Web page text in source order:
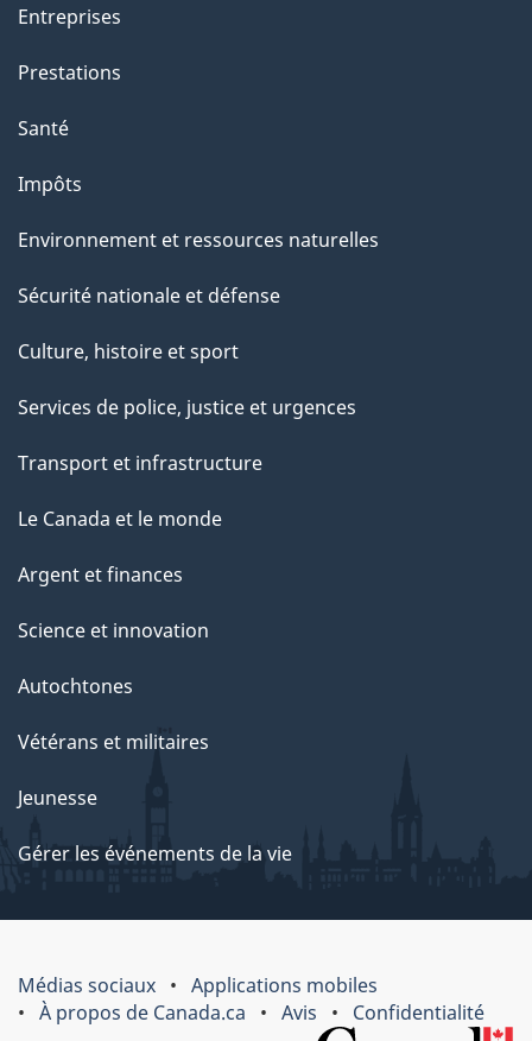
Entreprises
Prestations
Santé
Impôts
Environnement et ressources naturelles
Sécurité nationale et défense
Culture, histoire et sport
Services de police, justice et urgences
Transport et infrastructure
Le Canada et le monde
Argent et finances
Science et innovation
Autochtones
Vétérans et militaires
Jeunesse
Gérer les événements de la vie
Médias sociaux
Applications mobiles
À propos de Canada.ca
Avis
Confidentialité